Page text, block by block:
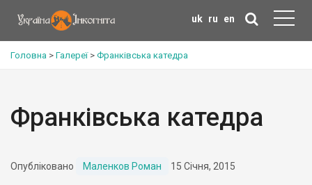
uk ru en
Головна > Галереї> Франківська катедра
Франківська катедра
Опубліковано Маленков Роман 15 Січня, 2015